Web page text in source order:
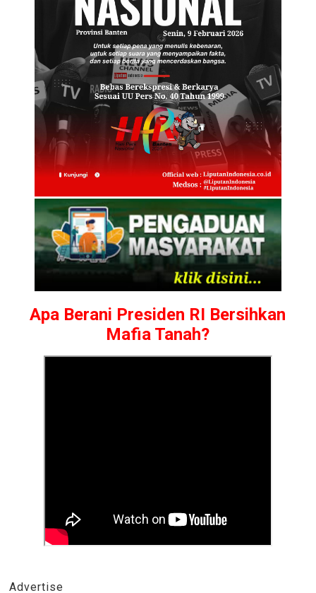
Apa Berani Presiden RI Bersihkan
Mafia Tanah?
Advertise